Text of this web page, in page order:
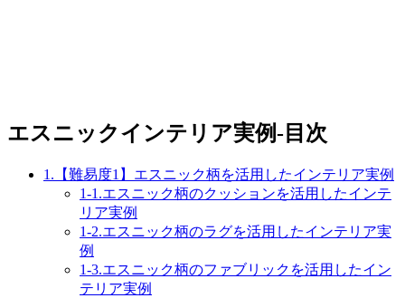
エスニックインテリア実例-目次
1.【難易度1】エスニック柄を活用したインテリア実例
1-1.エスニック柄のクッションを活用したインテ
リア実例
1-2.エスニック柄のラグを活用したインテリア実
例
1-3.エスニック柄のファブリックを活用したイン
テリア実例